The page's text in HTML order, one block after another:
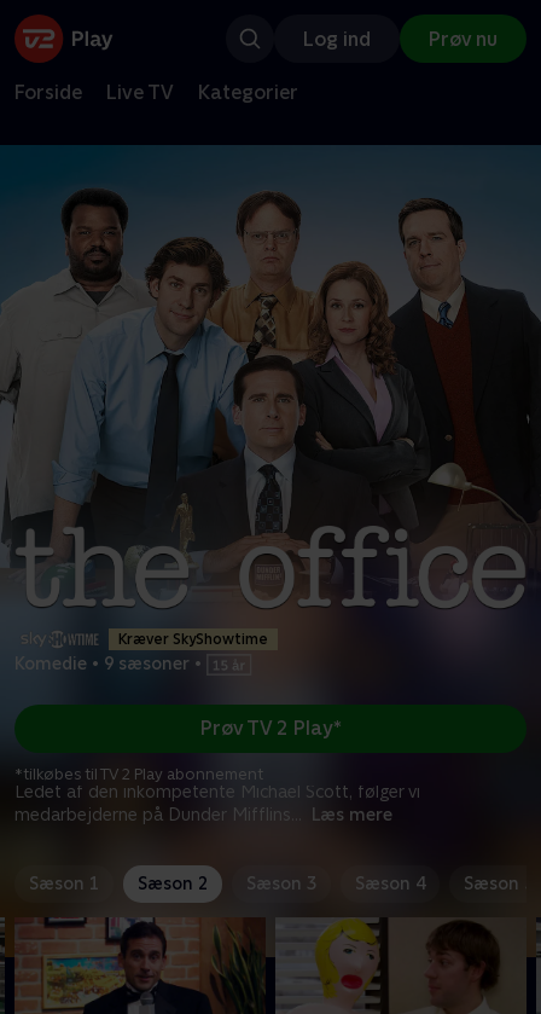
Log ind Prøv nu
Forside Live TV Kategorier
Kræver SkyShowtime
Komedie • 9 sæsoner •
Ledet af den inkompetente Michael Scott, følger vi
medarbejderne på Dunder Mifflins
Læs mere
Prøv TV 2 Play*
*tilkøbes til TV 2 Play abonnement
Sæson 1 Sæson 2 Sæson 3 Sæson 4 Sæson 5